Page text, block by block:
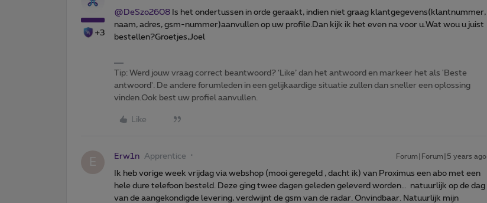
+3
@DeSzo2608 Is het ondertussen in orde geraakt, indien niet graag klantgegevens(klantnummer,
naam, adres, gsm-nummer)aanvullen op uw profile.Dan kijk ik het even na voor u.Wat wou u juist
bestellen?Groetjes,Joel
Tip: Werd jouw vraag correct beantwoord? ‘Like’ dan het antwoord en markeer het als 'Beste
antwoord'. De andere forumleden in een gelijkaardige situatie zullen dan sneller een oplossing
vinden.Ook best uw profiel aanvullen.
Like
E Erw1n Apprentice Forum|Forum|5 years ago
Ik heb vorige week vrijdag via webshop (mooi geregeld , dacht ik) van Proximus een abo met een
hele dure telefoon besteld. Deze ging twee dagen geleden geleverd worden… natuurlijk op de dag
van de aangekondigde levering, verdwijnt de gsm van de radar. Onvindbaar. Natuurlijk mijn